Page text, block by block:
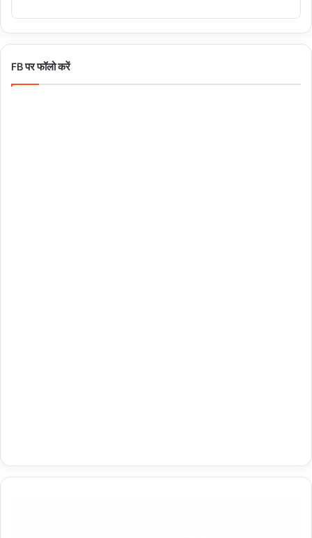
FB पर फॉलो करें